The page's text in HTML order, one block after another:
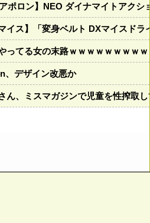
ポロン】NEO ダイナマイトアク
イス】「変身ベルト DXマイスド
ってる女の末路ｗｗｗｗｗｗｗｗ
、デザイン改悪か
ん、ミスマガジンで児童を性搾取